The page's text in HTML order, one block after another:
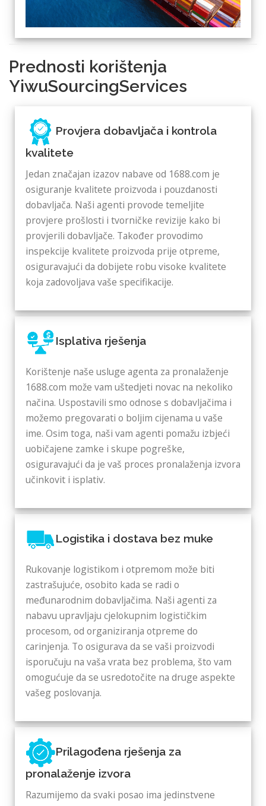
Prednosti korištenja
YiwuSourcingServices
Provjera dobavljača i kontrola
kvalitete
Jedan značajan izazov nabave od 1688.com je
osiguranje kvalitete proizvoda i pouzdanosti
dobavljača. Naši agenti provode temeljite
provjere prošlosti i tvorničke revizije kako bi
provjerili dobavljače. Također provodimo
inspekcije kvalitete proizvoda prije otpreme,
osiguravajući da dobijete robu visoke kvalitete
koja zadovoljava vaše specifikacije.
Isplativa rješenja
Korištenje naše usluge agenta za pronalaženje
1688.com može vam uštedjeti novac na nekoliko
načina. Uspostavili smo odnose s dobavljačima i
možemo pregovarati o boljim cijenama u vaše
ime. Osim toga, naši vam agenti pomažu izbjeći
uobičajene zamke i skupe pogreške,
osiguravajući da je vaš proces pronalaženja izvora
učinkovit i isplativ.
Logistika i dostava bez muke
Rukovanje logistikom i otpremom može biti
zastrašujuće, osobito kada se radi o
međunarodnim dobavljačima. Naši agenti za
nabavu upravljaju cjelokupnim logističkim
procesom, od organiziranja otpreme do
carinjenja. To osigurava da se vaši proizvodi
isporučuju na vaša vrata bez problema, što vam
omogućuje da se usredotočite na druge aspekte
vašeg poslovanja.
Prilagođena rješenja za
pronalaženje izvora
Razumijemo da svaki posao ima jedinstvene